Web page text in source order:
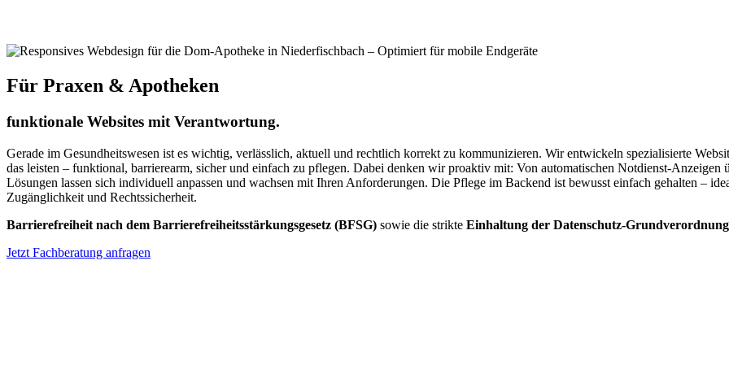
Für Praxen & Apotheken
funktionale Websites mit Verantwortung.
Gerade im Gesundheitswesen ist es wichtig, verlässlich, aktuell und rechtlich korrekt zu kommunizieren. Wir entwickeln spezialisierte
das leisten – funktional, barrierearm, sicher und einfach zu pflegen. Dabei denken wir proaktiv mit: Von automatischen Notdienst-
Lösungen lassen sich individuell anpassen und wachsen mit Ihren Anforderungen. Die Pflege im Backend ist bewusst einfach gehalten –
Zugänglichkeit und Rechtssicherheit.
Barrierefreiheit nach dem Barrierefreiheitsstärkungsgesetz (BFSG) sowie die strikte Einhaltung der Datenschutz-
Jetzt Fachberatung anfragen